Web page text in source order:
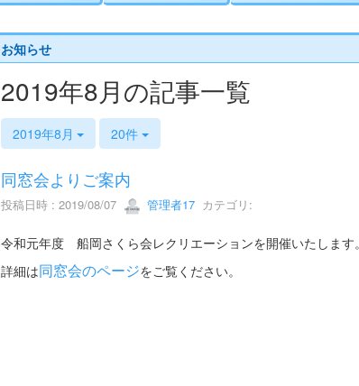
お知らせ
2019年8月の記事一覧
2019年8月 20件
同窓会よりご案内
投稿日時 : 2019/08/07 管理者17カテゴリ:
令和元年度 船岡さくら会レクリエーションを開催いたします。
詳細は同窓会のページをご覧ください。